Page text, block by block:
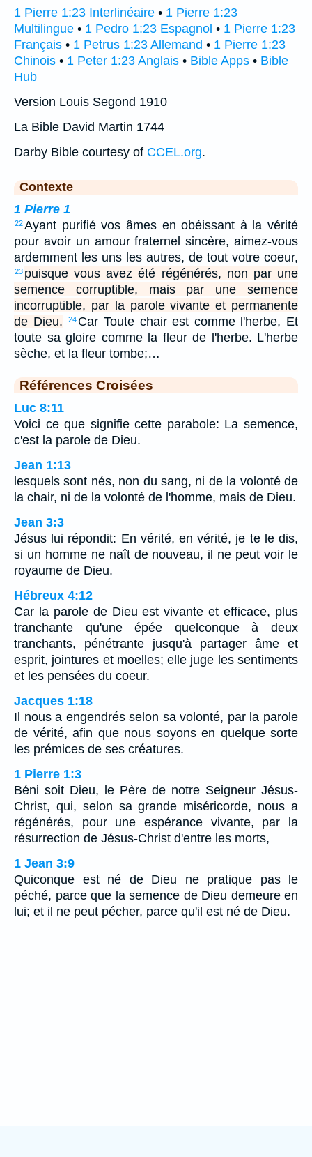
1 Pierre 1:23 Interlinéaire • 1 Pierre 1:23
Multilingue • 1 Pedro 1:23 Espagnol • 1 Pierre 1:23
Français • 1 Petrus 1:23 Allemand • 1 Pierre 1:23
Chinois • 1 Peter 1:23 Anglais • Bible Apps • Bible
Hub
Version Louis Segond 1910
La Bible David Martin 1744
Darby Bible courtesy of CCEL.org.
Contexte
1 Pierre 1
22Ayant purifié vos âmes en obéissant à la vérité
pour avoir un amour fraternel sincère, aimez-vous
ardemment les uns les autres, de tout votre coeur,
23 puisque vous avez été régénérés, non par une
semence corruptible, mais par une semence
incorruptible, par la parole vivante et permanente
de Dieu.
24 Car Toute chair est comme l'herbe, Et
toute sa gloire comme la fleur de l'herbe. L'herbe
sèche, et la fleur tombe;…
Références Croisées
Luc 8:11
Voici ce que signifie cette parabole: La semence,
c'est la parole de Dieu.
Jean 1:13
lesquels sont nés, non du sang, ni de la volonté de
la chair, ni de la volonté de l'homme, mais de Dieu.
Jean 3:3
Jésus lui répondit: En vérité, en vérité, je te le dis,
si un homme ne naît de nouveau, il ne peut voir le
royaume de Dieu.
Hébreux 4:12
Car la parole de Dieu est vivante et efficace, plus
tranchante qu'une épée quelconque à deux
tranchants, pénétrante jusqu'à partager âme et
esprit, jointures et moelles; elle juge les sentiments
et les pensées du coeur.
Jacques 1:18
Il nous a engendrés selon sa volonté, par la parole
de vérité, afin que nous soyons en quelque sorte
les prémices de ses créatures.
1 Pierre 1:3
Béni soit Dieu, le Père de notre Seigneur Jésus-
Christ, qui, selon sa grande miséricorde, nous a
régénérés, pour une espérance vivante, par la
résurrection de Jésus-Christ d'entre les morts,
1 Jean 3:9
Quiconque est né de Dieu ne pratique pas le
péché, parce que la semence de Dieu demeure en
lui; et il ne peut pécher, parce qu'il est né de Dieu.